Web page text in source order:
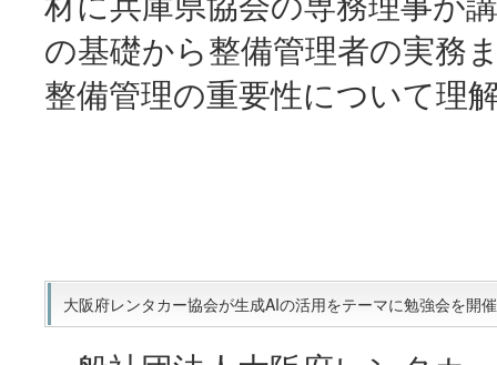
の基礎から整備管理者の実務
整備管理の重要性について理
大阪府レンタカー協会が生成AIの活用をテーマに勉強会を開